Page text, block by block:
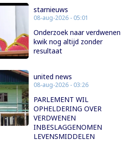
starnieuws
08-aug-2026 - 05:01
Onderzoek naar verdwenen
kwik nog altijd zonder
resultaat
united news
08-aug-2026 - 03:26
PARLEMENT WIL
OPHELDERING OVER
VERDWENEN
INBESLAGGENOMEN
LEVENSMIDDELEN